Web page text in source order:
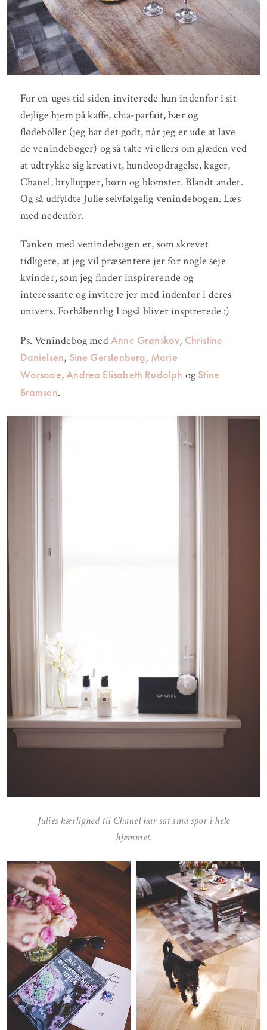
For en uges tid siden inviterede hun indenfor i sit
dejlige hjem på kaffe, chia-parfait, bær og
flødeboller (jeg har det godt, når jeg er ude at lave
de venindebøger) og så talte vi ellers om glæden ved
at udtrykke sig kreativt, hundeopdragelse, kager,
Chanel, bryllupper, børn og blomster. Blandt andet.
Og så udfyldte Julie selvfølgelig venindebogen. Læs
med nedenfor.
Tanken med venindebogen er, som skrevet
tidligere, at jeg vil præsentere jer for nogle seje
kvinder, som jeg finder inspirerende og
interessante og invitere jer med indenfor i deres
univers. Forhåbentlig I også bliver inspirerede :)
Ps. Venindebog medAnne Grønskov, Christine
Danielsen, Sine Gerstenberg, Marie
Worsaae,Andrea Elisabeth Rudolph og Stine
Bramsen.
Julies kærlighed til Chanel har sat små spor i hele
hjemmet.